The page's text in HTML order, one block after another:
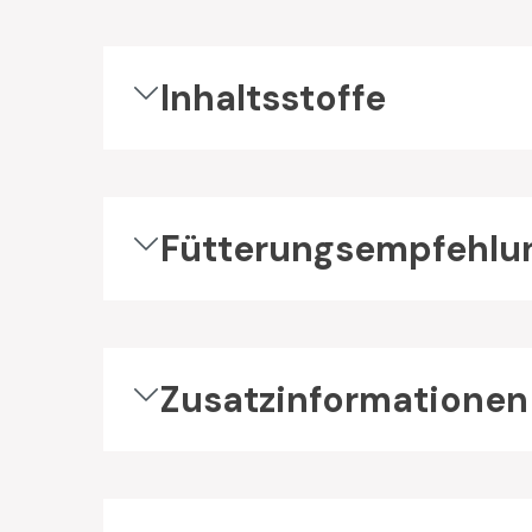
Inhaltsstoffe
Zusatzinformationen